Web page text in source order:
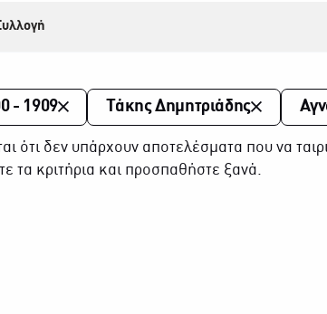
- 1909 Τάκης Δημητριάδης
ότι δεν υπάρχουν αποτελέσματα που να
τα κριτήρια και προσπαθήστε ξανά.